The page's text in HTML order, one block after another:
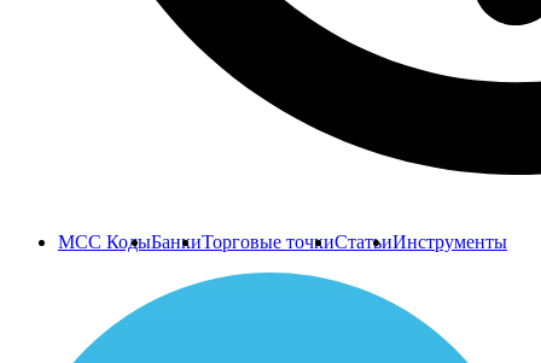
MCC КодыБанкиТорговые точкиСтатьиИнструменты